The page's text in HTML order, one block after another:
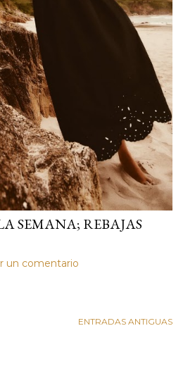
SEMANA; REBAJAS
un comentario
ENTRADAS ANTIGUAS